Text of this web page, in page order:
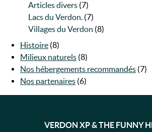
Articles divers (7)
Lacs du Verdon. (7)
Villages du Verdon (8)
Histoire (8)
Milieux naturels (8)
Nos hébergements recommandés (7)
Nos partenaires (6)
VERDON XP & THE FUNNY